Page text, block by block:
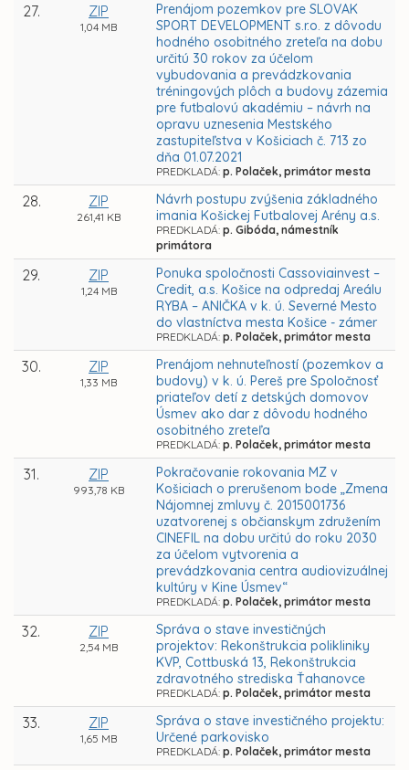
27. ZIP
1,04 MB
Prenájom pozemkov pre SLOVAK
SPORT DEVELOPMENT s.r.o. z dôvodu
hodného osobitného zreteľa na dobu
určitú 30 rokov za účelom
vybudovania a prevádzkovania
tréningových plôch a budovy zázemia
pre futbalovú akadémiu – návrh na
opravu uznesenia Mestského
zastupiteľstva v Košiciach č. 713 zo
dňa 01.07.2021
PREDKLADÁ: p. Polaček, primátor mesta
28. ZIP
261,41 KB
Návrh postupu zvýšenia základného
imania Košickej Futbalovej Arény a.s.
PREDKLADÁ: p. Gibóda, námestník
primátora
29. ZIP
1,24 MB
Ponuka spoločnosti Cassoviainvest –
Credit, a.s. Košice na odpredaj Areálu
RYBA – ANIČKA v k. ú. Severné Mesto
do vlastníctva mesta Košice - zámer
PREDKLADÁ: p. Polaček, primátor mesta
30. ZIP
1,33 MB
Prenájom nehnuteľností (pozemkov a
budovy) v k. ú. Pereš pre Spoločnosť
priateľov detí z detských domovov
Úsmev ako dar z dôvodu hodného
osobitného zreteľa
PREDKLADÁ: p. Polaček, primátor mesta
31. ZIP
993,78 KB
Pokračovanie rokovania MZ v
Košiciach o prerušenom bode „Zmena
Nájomnej zmluvy č. 2015001736
uzatvorenej s občianskym združením
CINEFIL na dobu určitú do roku 2030
za účelom vytvorenia a
prevádzkovania centra audiovizuálnej
kultúry v Kine Úsmev“
PREDKLADÁ: p. Polaček, primátor mesta
32. ZIP
2,54 MB
Správa o stave investičných
projektov: Rekonštrukcia polikliniky
KVP, Cottbuská 13, Rekonštrukcia
zdravotného strediska Ťahanovce
PREDKLADÁ: p. Polaček, primátor mesta
33. ZIP
1,65 MB
Správa o stave investičného projektu:
Určené parkovisko
PREDKLADÁ: p. Polaček, primátor mesta